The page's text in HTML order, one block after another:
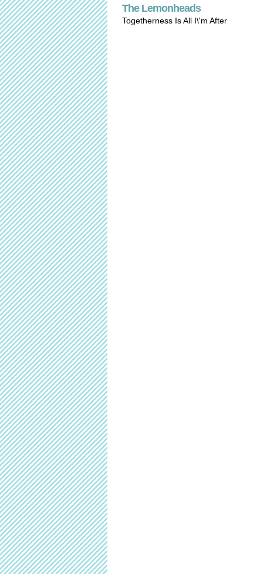
The Lemonheads
Togetherness Is All I\'m After